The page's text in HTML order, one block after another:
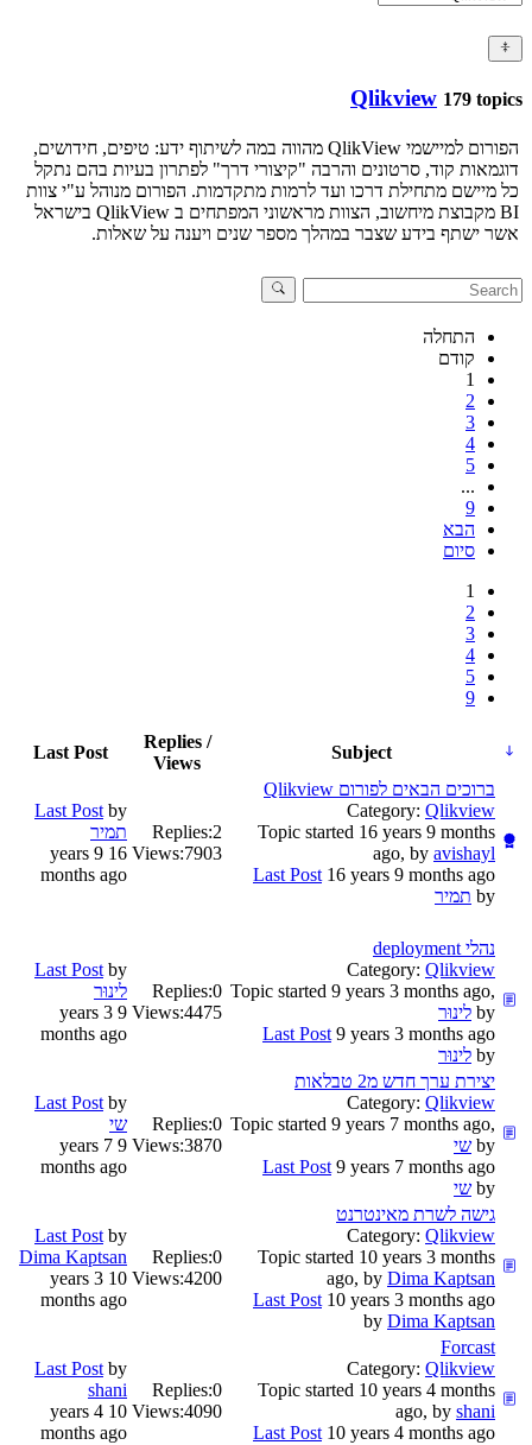
Qlikview 179 topics
הפורום למיישמי QlikView מהווה במה לשיתוף ידע: טיפים, חידושים,
דוגמאות קוד, סרטונים והרבה "קיצורי דרך" לפתרון בעיות בהם נתקל
כל מיישם מתחילת דרכו ועד לרמות מתקדמות. הפורום מנוהל ע"י צוות
BI מקבוצת מיחשוב, הצוות מראשוני המפתחים ב QlikView בישראל
אשר ישתף בידע שצבר במהלך מספר שנים ויענה על שאלות.
התחלה
קודם
1
2
3
4
5
...
9
הבא
סיום
1
2
3
4
5
9
Subject
Replies /
Views
Last Post
ברוכים הבאים לפורום Qlikview
Category: Qlikview
Topic started 16 years 9 months
ago, by avishayl
Last Post 16 years 9 months ago
by תמיר
Replies:2
Views:7903
Last Post by
תמיר
16 years 9
months ago
נהלי deployment
Category: Qlikview
Topic started 9 years 3 months ago,
by לינוּר
Last Post 9 years 3 months ago
by לינוּר
Replies:0
Views:4475
Last Post by
לינוּר
9 years 3
months ago
יצירת ערך חדש מ2 טבלאות
Category: Qlikview
Topic started 9 years 7 months ago,
by שי
Last Post 9 years 7 months ago
by שי
Replies:0
Views:3870
Last Post by
שי
9 years 7
months ago
גישה לשרת מאינטרנט
Category: Qlikview
Topic started 10 years 3 months
ago, by Dima Kaptsan
Last Post 10 years 3 months ago
by Dima Kaptsan
Replies:0
Views:4200
Last Post by
Dima Kaptsan
10 years 3
months ago
Forcast
Category: Qlikview
Topic started 10 years 4 months
ago, by shani
Last Post 10 years 4 months ago
Replies:0
Views:4090
Last Post by
shani
10 years 4
months ago